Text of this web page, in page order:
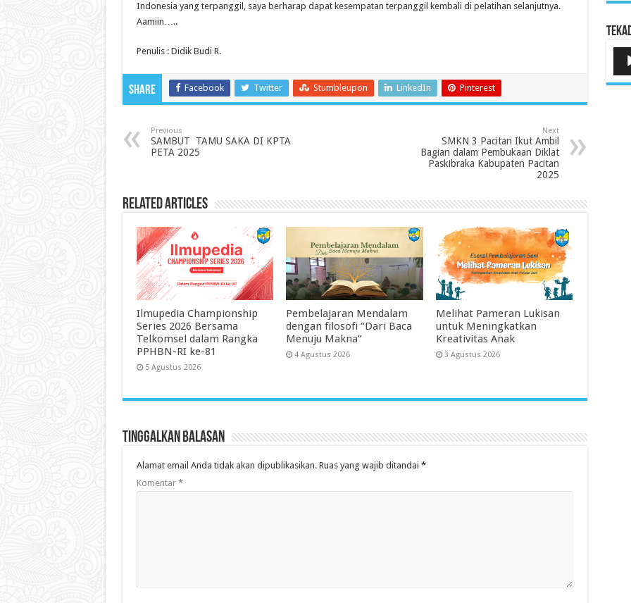
Indonesia yang terpanggil, saya berharap dapat kesempatan terpanggil kembali di pelatihan selanjutnya.
Aamiin…..
Penulis : Didik Budi R.
Share Facebook Twitter Stumbleupon LinkedIn Pinterest
Previous
SAMBUT TAMU SAKA DI KPTA
PETA 2025
Next
SMKN 3 Pacitan Ikut Ambil
Bagian dalam Pembukaan Diklat
Paskibraka Kabupaten Pacitan
2025
Related Articles
Ilmupedia Championship
Series 2026 Bersama
Telkomsel dalam Rangka
PPHBN-RI ke-81
5 Agustus 2026
Pembelajaran Mendalam
dengan filosofi “Dari Baca
Menuju Makna”
4 Agustus 2026
Melihat Pameran Lukisan
untuk Meningkatkan
Kreativitas Anak
3 Agustus 2026
Tinggalkan Balasan
Alamat email Anda tidak akan dipublikasikan. Ruas yang wajib ditandai *
Komentar *